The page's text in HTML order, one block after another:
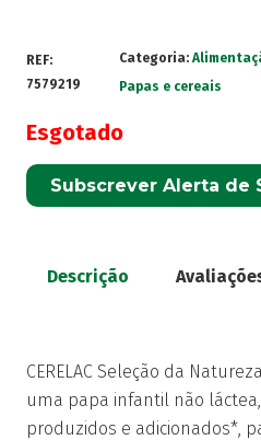
REF:
7579219
Categoria:
Papas e cereais
Esgotado
Subscrever Alerta de
Descrição
CERELAC Seleção da
uma papa infantil não
produzidos e adicionados*,